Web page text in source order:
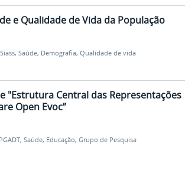
e Qualidade de Vida da População
Siass, Saúde, Demografia, Qualidade de vida
"Estrutura Central das Representações
Open Evoc”
, Saúde, Educação, Grupo de Pesquisa